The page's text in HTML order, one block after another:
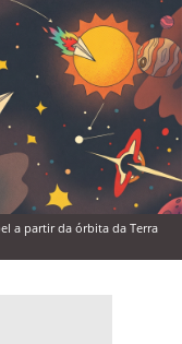
a partir da órbita da Terra